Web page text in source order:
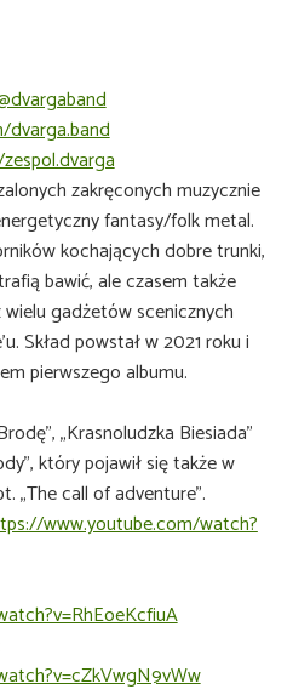
zakręconych muzycznie
fantasy/folk metal.
kochających dobre trunki,
bawić, ale czasem także
gadżetów scenicznych
Skład powstał w 2021 roku i
pierwszego albumu.
„Krasnoludzka Biesiada”
który pojawił się także w
„The call of adventure”.
www.youtube.com/watch?